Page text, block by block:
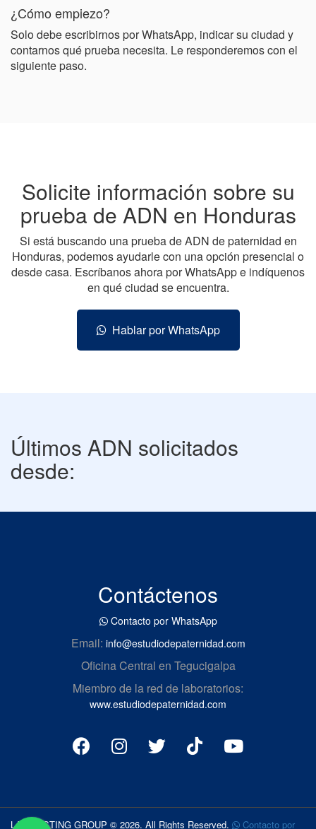
¿Cómo empiezo?
Solo debe escribirnos por WhatsApp, indicar su ciudad y
contarnos qué prueba necesita. Le responderemos con el
siguiente paso.
Solicite información sobre su
prueba de ADN en Honduras
Si está buscando una prueba de ADN de paternidad en
Honduras, podemos ayudarle con una opción presencial o
desde casa. Escríbanos ahora por WhatsApp e indíquenos
en qué ciudad se encuentra.
Hablar por WhatsApp
Últimos ADN solicitados
desde:
Contáctenos
Contacto por WhatsApp
Email: info@estudiodepaternidad.com
Oficina Central en Tegucigalpa
Miembro de la red de laboratorios:
www.estudiodepaternidad.com
LAB TESTING GROUP © 2026. All Rights Reserved. Contacto por